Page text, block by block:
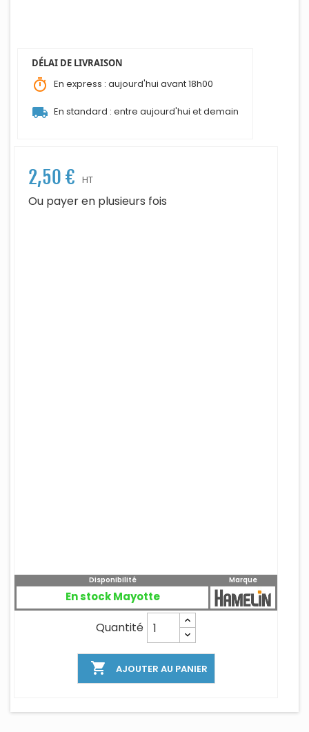
DÉLAI DE LIVRAISON
timer En express : aujourd'hui avant 18h00
local_shipping En standard : entre aujourd'hui et demain
2,50 € HT
Ou payer en plusieurs fois
Disponibilité
En stock Mayotte
Marque
Quantité
 AJOUTER AU PANIER